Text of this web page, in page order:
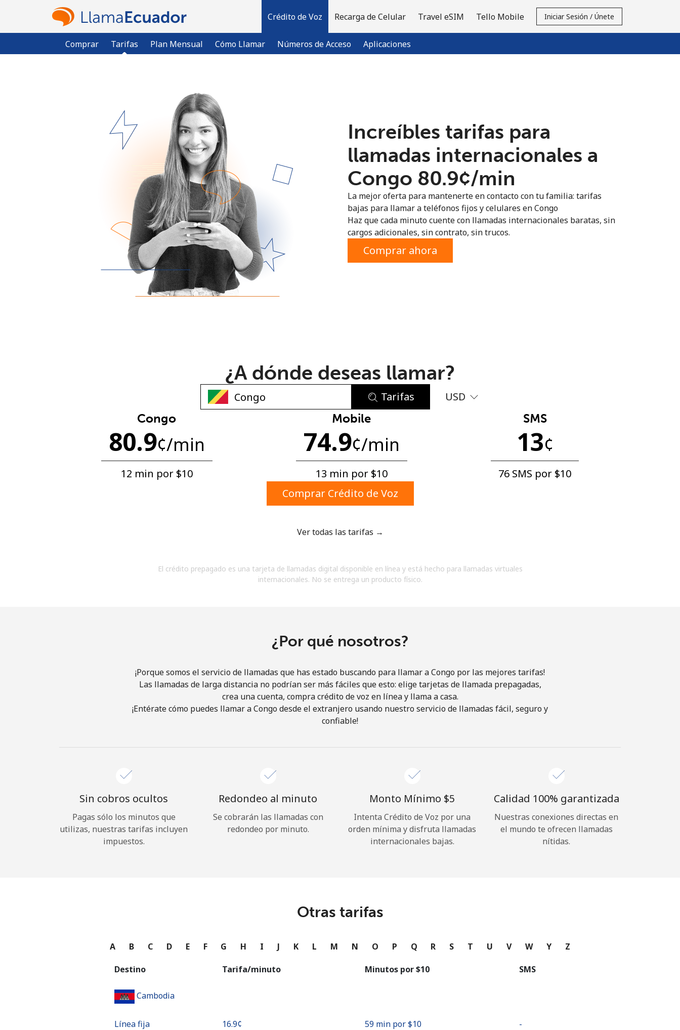
Crédito de Voz
Comprar Tarifas Plan Mensual Cómo Llamar Números de Acceso Aplicaciones
Recarga de Celular Travel eSIM Tello Mobile Iniciar Sesión / Únete
¿Ya tienes una cuenta? Inicia sesión →
Regístrate con
No se ha creado una contraseña
Mínimo 8 caracteres
Una letra mayúscula y una minúscula
Un caracter especial
ofertas.
Únete
¡Hola!
¿Olvidaste tu contraseña? →
o
Increíbles tarifas para
llamadas internacionales a
Congo ⁦80.9¢⁩/min
La mejor oferta para mantenerte en contacto con tu familia: tarifas
bajas para llamar a teléfonos fijos y celulares en Congo
Haz que cada minuto cuente con llamadas internacionales baratas, sin
cargos adicionales, sin contrato, sin trucos.
Comprar ahora
¿A dónde deseas llamar?
Tarifas USD
Congo
80.9¢/min
12 min por ⁦$10⁩
Mobile
74.9¢/min
13 min por ⁦$10⁩
SMS
13¢
76 SMS por ⁦$10⁩
Comprar Crédito de Voz
Ver todas las tarifas →
El crédito prepagado es una tarjeta de llamadas digital disponible en línea y está hecho para llamadas virtuales
internacionales. No se entrega un producto físico.
¿Por qué nosotros?
¡Porque somos el servicio de llamadas que has estado buscando para llamar a Congo por las mejores tarifas!
Las llamadas de larga distancia no podrían ser más fáciles que esto: elige tarjetas de llamada prepagadas,
crea una cuenta, compra crédito de voz en línea y llama a casa.
¡Entérate cómo puedes llamar a Congo desde el extranjero usando nuestro servicio de llamadas fácil, seguro y
confiable!
Sin cobros ocultos
Pagas sólo los minutos que
utilizas, nuestras tarifas incluyen
impuestos.
Redondeo al minuto
Se cobrarán las llamadas con
redondeo por minuto.
Monto Mínimo ⁦$5⁩
Intenta Crédito de Voz por una
orden mínima y disfruta llamadas
internacionales bajas.
Calidad 100% garantizada
Nuestras conexiones directas en
el mundo te ofrecen llamadas
nítidas.
Otras tarifas
A B C D E F G H I J K L M N O P Q R S T U V W Y Z
Destino Tarifa/minuto Minutos por ⁦$10⁩ SMS
Cambodia
Línea fija ⁦16.9¢⁩ 59 min por ⁦$10⁩ -